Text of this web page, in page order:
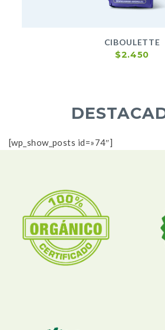
CIBOULETTE
$2.450
[wp_show_posts id=»74″]